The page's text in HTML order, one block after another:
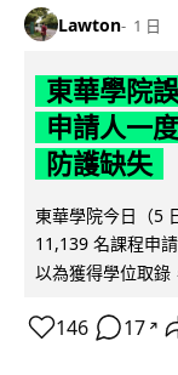
Lawton 1 日
東華學院
申請人一
防護缺失
東華學院今日（5
11,139 名課程申
以為獲得學位取錄
146 17 ↗